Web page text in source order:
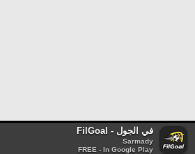
في الجول - FilGoal
Sarmady
FREE - In Google Play